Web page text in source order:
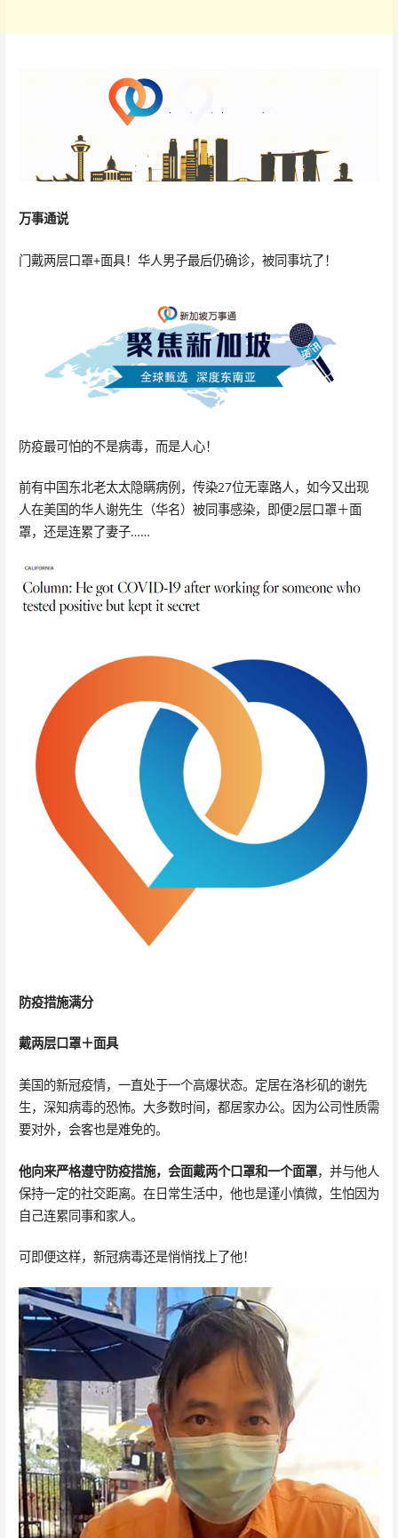
万事通说
门戴两层口罩+面具！华人男子最后仍确诊，被同事坑了！
防疫最可怕的不是病毒，而是人心！
前有中国东北老太太隐瞒病例，传染27位无辜路人，如今又出现
人在美国的华人谢先生（华名）被同事感染，即便2层口罩＋面
罩，还是连累了妻子……
防疫措施满分
戴两层口罩＋面具
美国的新冠疫情，一直处于一个高爆状态。定居在洛杉矶的谢先
生，深知病毒的恐怖。大多数时间，都居家办公。因为公司性质需
要对外，会客也是难免的。
他向来严格遵守防疫措施，会面戴两个口罩和一个面罩，并与他人
保持一定的社交距离。在日常生活中，他也是谨小慎微，生怕因为
自己连累同事和家人。
可即便这样，新冠病毒还是悄悄找上了他！